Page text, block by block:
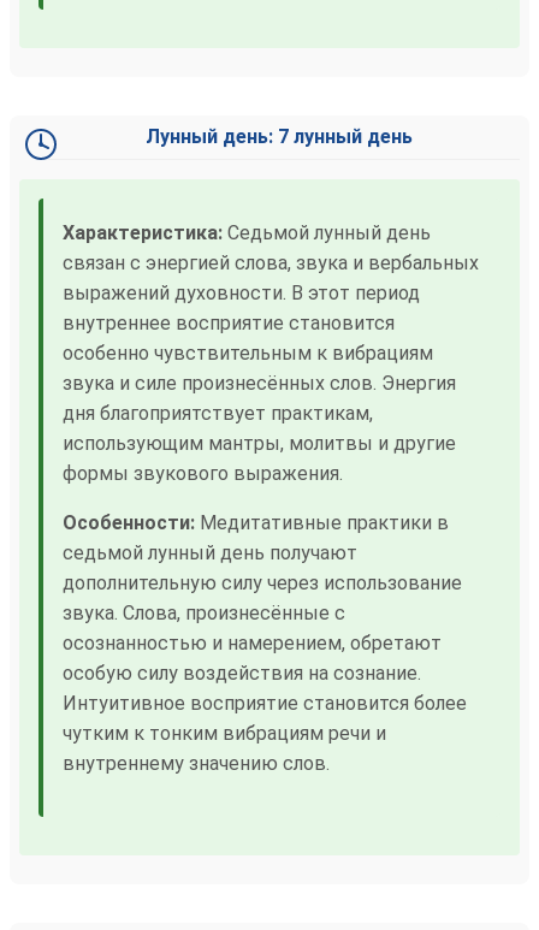
Лунный день: 7 лунный день
Характеристика: Седьмой лунный день
связан с энергией слова, звука и вербальных
выражений духовности. В этот период
внутреннее восприятие становится
особенно чувствительным к вибрациям
звука и силе произнесённых слов. Энергия
дня благоприятствует практикам,
использующим мантры, молитвы и другие
формы звукового выражения.
Особенности: Медитативные практики в
седьмой лунный день получают
дополнительную силу через использование
звука. Слова, произнесённые с
осознанностью и намерением, обретают
особую силу воздействия на сознание.
Интуитивное восприятие становится более
чутким к тонким вибрациям речи и
внутреннему значению слов.